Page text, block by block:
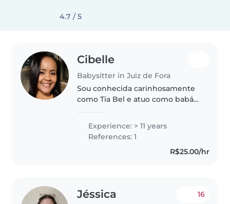
4.7 / 5
Cibelle
Babysitter in Juiz de Fora
Sou conhecida carinhosamente
como Tia Bel e atuo como babá
crianças com muito amor,
responsabilidade e dedicação.
Tenho experiência com recém-
Experience: > 11 years
References: 1
R$25.00/hr
Jéssica 16